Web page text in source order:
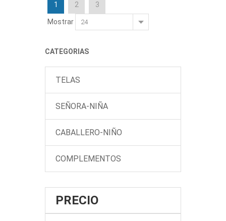
1 2 3
Mostrar
CATEGORIAS
TELAS
SEÑORA-NIÑA
CABALLERO-NIÑO
COMPLEMENTOS
PRECIO